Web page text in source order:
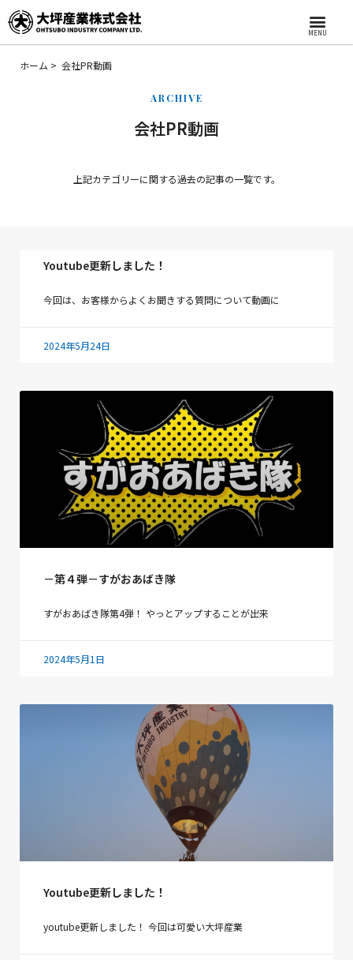
MENU
ホーム 会社PR動画
ARCHIVE
会社PR動画
上記カテゴリーに関する過去の記事の一覧です。
Youtube更新しました！
今回は、お客様からよくお聞きする質問について動画に
2024年5月24日
－第４弾－すがおあばき隊
すがおあばき隊第4弾！ やっとアップすることが出来
2024年5月1日
Youtube更新しました！
youtube更新しました！ 今回は可愛い大坪産業